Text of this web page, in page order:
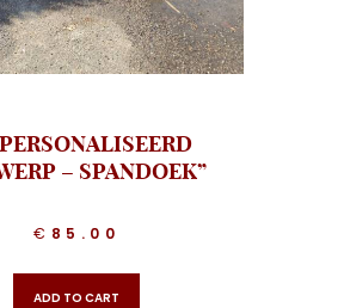
– SPANDOEK”
€ 85.00
ADD TO CART